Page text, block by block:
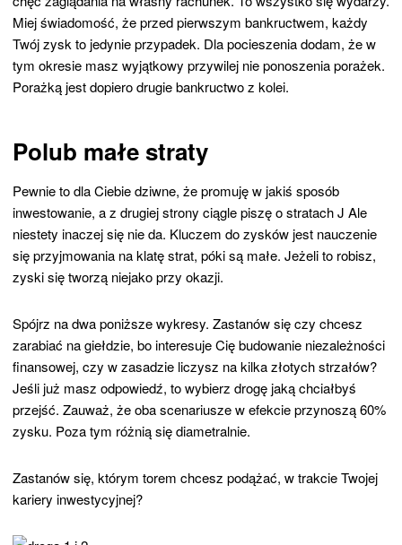
Miej świadomość, że przed pierwszym bankructwem, każdy
Twój zysk to jedynie przypadek. Dla pocieszenia dodam, że w
tym okresie masz wyjątkowy przywilej nie ponoszenia porażek.
Porażką jest dopiero drugie bankructwo z kolei.
Polub małe straty
Pewnie to dla Ciebie dziwne, że promuję w jakiś sposób
inwestowanie, a z drugiej strony ciągle piszę o stratach J Ale
niestety inaczej się nie da. Kluczem do zysków jest nauczenie
się przyjmowania na klatę strat, póki są małe. Jeżeli to robisz,
zyski się tworzą niejako przy okazji.
Spójrz na dwa poniższe wykresy. Zastanów się czy chcesz
zarabiać na giełdzie, bo interesuje Cię budowanie niezależności
finansowej, czy w zasadzie liczysz na kilka złotych strzałów?
Jeśli już masz odpowiedź, to wybierz drogę jaką chciałbyś
przejść. Zauważ, że oba scenariusze w efekcie przynoszą 60%
zysku. Poza tym różnią się diametralnie.
Zastanów się, którym torem chcesz podążać, w trakcie Twojej
kariery inwestycyjnej?